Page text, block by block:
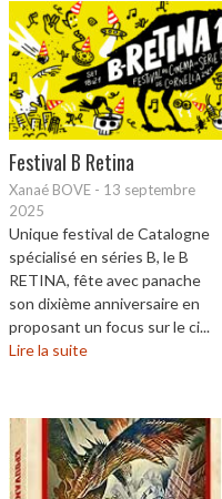
Festival B Retina
Xanaé BOVE - 13 septembre
2025
Unique festival de Catalogne
spécialisé en séries B, le B
RETINA, fête avec panache
son dixième anniversaire en
proposant un focus sur le ci...
Lire la suite